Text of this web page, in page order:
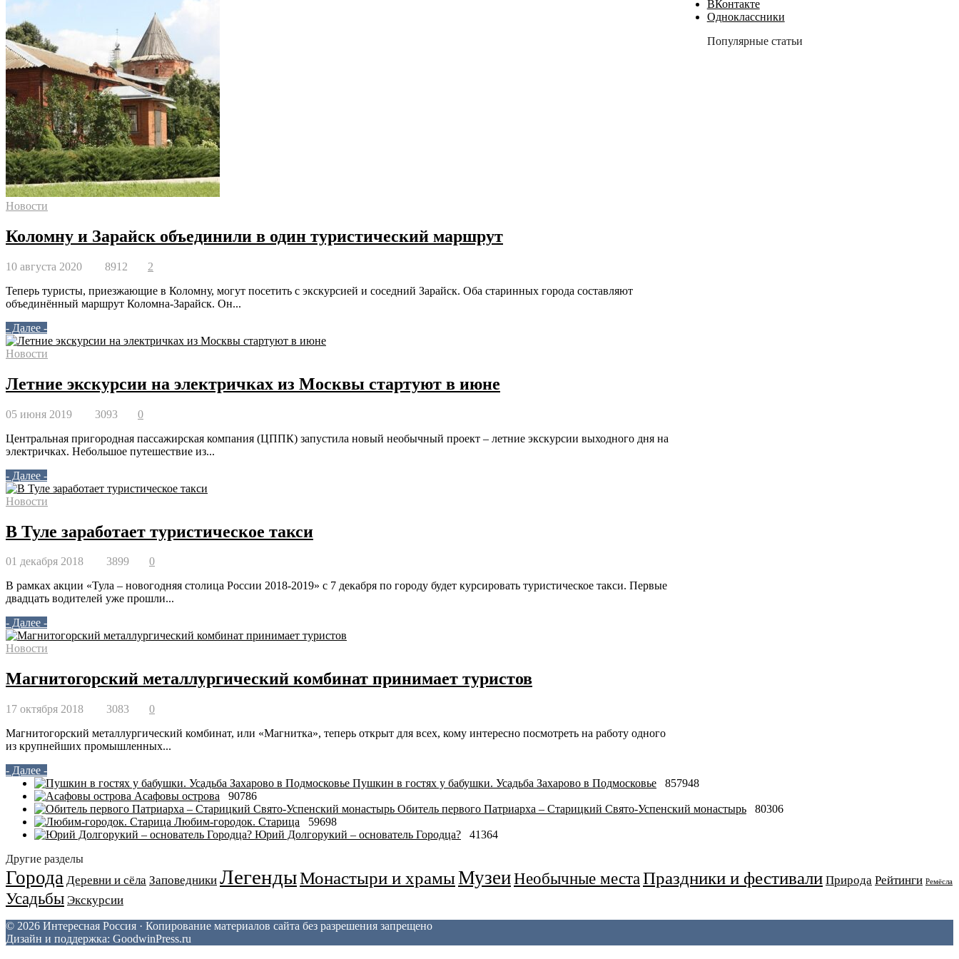
Новости
Коломну и Зарайск объединили в один туристический маршрут
10 августа 2020 8912 2
Теперь туристы, приезжающие в Коломну, могут посетить с экскурсией и соседний Зарайск. Оба старинных города составляют
объединённый маршрут Коломна-Зарайск. Он...
- Далее -
Новости
Летние экскурсии на электричках из Москвы стартуют в июне
05 июня 2019 3093 0
Центральная пригородная пассажирская компания (ЦППК) запустила новый необычный проект – летние экскурсии выходного дня на
электричках. Небольшое путешествие из...
- Далее -
Новости
В Туле заработает туристическое такси
01 декабря 2018 3899 0
В рамках акции «Тула – новогодняя столица России 2018-2019» с 7 декабря по городу будет курсировать туристическое такси. Первые
двадцать водителей уже прошли...
- Далее -
Новости
Магнитогорский металлургический комбинат принимает туристов
17 октября 2018 3083 0
Магнитогорский металлургический комбинат, или «Магнитка», теперь открыт для всех, кому интересно посмотреть на работу одного
из крупнейших промышленных...
- Далее -
ВКонтакте
Одноклассники
Популярные статьи
Пушкин в гостях у бабушки. Усадьба Захарово в Подмосковье
857948
Асафовы острова
90786
Обитель первого Патриарха – Старицкий Свято-Успенский монастырь
80306
Любим-городок. Старица
59698
Юрий Долгорукий – основатель Городца?
41364
Другие разделы
Города Деревни и сёла Заповедники ЛегендыМонастыри и храмыМузеиНеобычные местаПраздники и фестивали Природа Рейтинги Ремёсла
Усадьбы Экскурсии
© 2026 Интересная Россия · Копирование материалов сайта без разрешения запрещено
Дизайн и поддержка: GoodwinPress.ru